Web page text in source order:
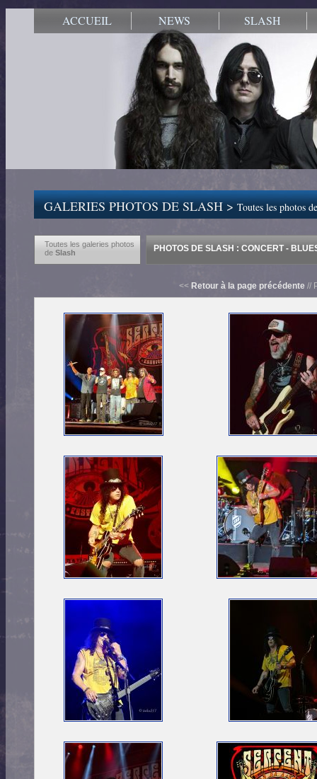
ACCUEIL NEWS SLASH
GALERIES PHOTOS DE SLASH >Toutes les photos
Toutes les galeries photos
de Slash PHOTOS DE SLASH : CONCERT -
<< Retour à la page précédente //